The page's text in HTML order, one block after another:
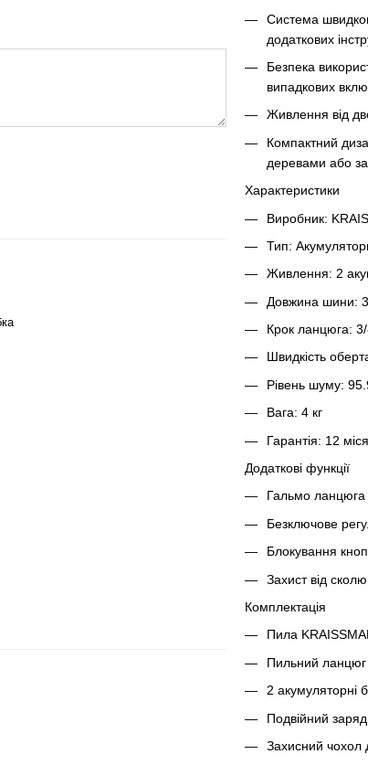
Система
додаткових
Безпека
випадкових
Живлення від
Компактний
деревами або
Характеристики
Виробник:
Тип:
Живлення: 2
Довжина шини:
Крок ланцюга:
Швидкість
Рівень шуму:
Вага: 4 кг
Гарантія: 12
Додаткові функції
Гальмо ланцюга
Безключове
Блокування
Захист від
Комплектація
Пила
Пильний
2 акумуляторні
Подвійний
Захисний